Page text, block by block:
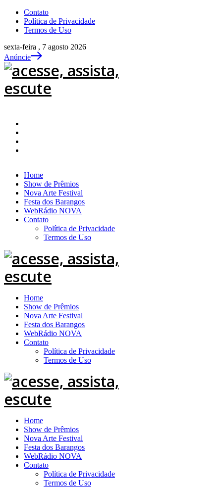
Contato
Política de Privacidade
Termos de Uso
sexta-feira , 7 agosto 2026
Anúncie
Home
Show de Prêmios
Nova Arte Festival
Festa dos Barangos
WebRádio NOVA
Contato
Política de Privacidade
Termos de Uso
Home
Show de Prêmios
Nova Arte Festival
Festa dos Barangos
WebRádio NOVA
Contato
Política de Privacidade
Termos de Uso
Home
Show de Prêmios
Nova Arte Festival
Festa dos Barangos
WebRádio NOVA
Contato
Política de Privacidade
Termos de Uso